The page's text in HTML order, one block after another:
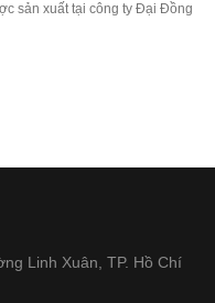
sản xuất tại công ty Đại Đồng
Linh Xuân, TP. Hồ Chí